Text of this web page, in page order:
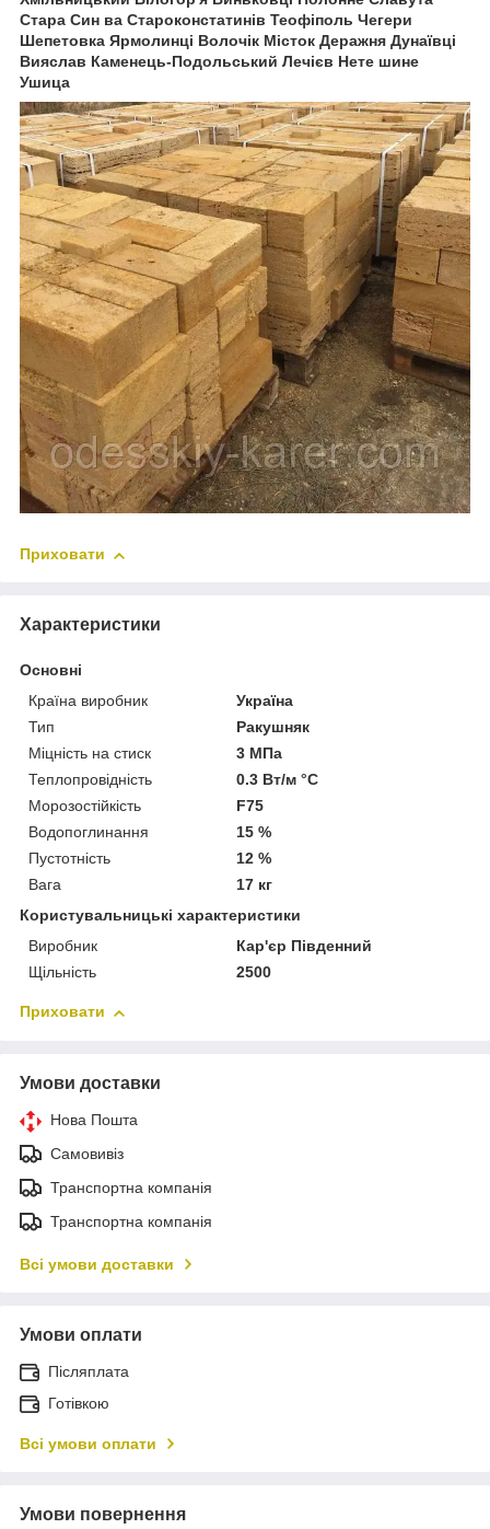
Стара Син ва Староконстатинів Теофіполь Чегери
Шепетовка Ярмолинці Волочік Місток Деражня Дунаївці
Вияслав Каменець-Подольський Лечієв Нете шине
Ушица
Приховати
Характеристики
Основні
Країна виробник
Україна
Тип
Ракушняк
Міцність на стиск
3 МПа
Теплопровідність
0.3 Вт/м °С
Морозостійкість
F75
Водопоглинання
15 %
Пустотність
12 %
Вага
17 кг
Користувальницькі характеристики
Виробник
Кар'єр Південний
Щільність
2500
Приховати
Умови доставки
Нова Пошта
Самовивіз
Транспортна компанія
Транспортна компанія
Всі умови доставки
Умови оплати
Післяплата
Готівкою
Всі умови оплати
Умови повернення